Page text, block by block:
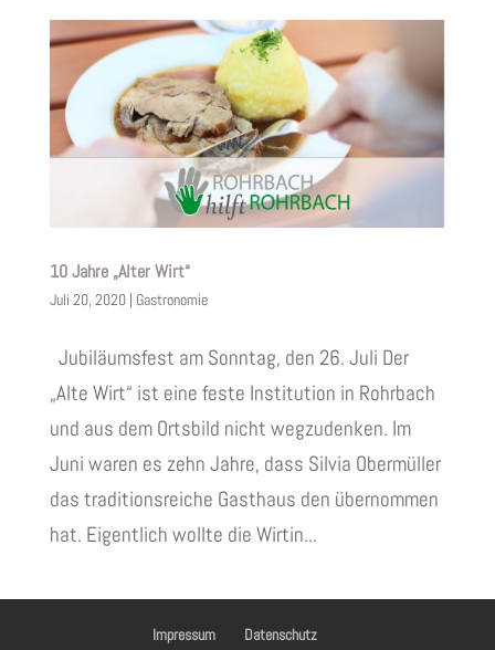
10 Jahre „Alter Wirt“
Juli 20, 2020| Gastronomie
Jubiläumsfest am Sonntag, den 26. Juli Der
„Alte Wirt“ ist eine feste Institution in Rohrbach
und aus dem Ortsbild nicht wegzudenken. Im
Juni waren es zehn Jahre, dass Silvia Obermüller
das traditionsreiche Gasthaus den übernommen
hat. Eigentlich wollte die Wirtin...
Impressum Datenschutz